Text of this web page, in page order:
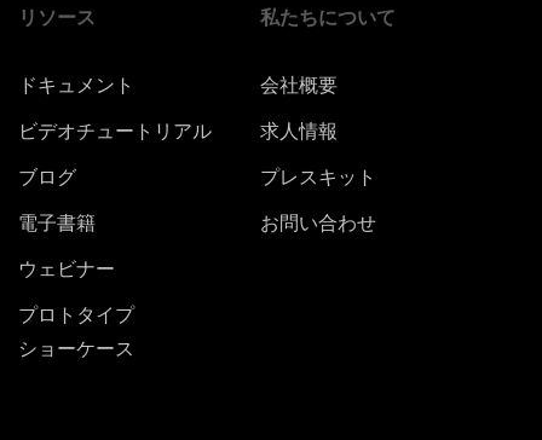
リソース
ドキュメント
ビデオチュートリアル
ブログ
電子書籍
ウェビナー
プロトタイプ
ショーケース
私たちについて
会社概要
求人情報
プレスキット
お問い合わせ